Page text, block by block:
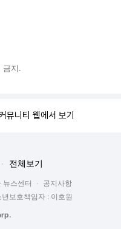
금지.
뮤니티 웹에서 보기
전체보기
뉴스센터
공지사항
년보호책임자 : 이호원